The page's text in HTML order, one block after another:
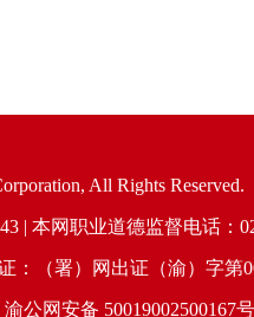
All Rights Reserved.
| 本网职业道德监督电话
：（署）网出证（渝）字第
渝公网安备 50019002500167